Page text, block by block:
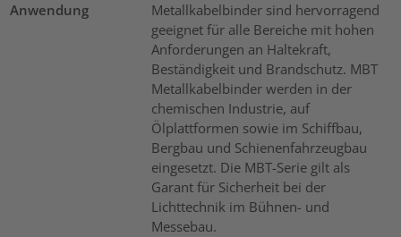
Anwendung
Metallkabelbinder sind hervorragend
geeignet für alle Bereiche mit hohen
Anforderungen an Haltekraft,
Beständigkeit und Brandschutz. MBT
Metallkabelbinder werden in der
chemischen Industrie, auf
Ölplattformen sowie im Schiffbau,
Bergbau und Schienenfahrzeugbau
eingesetzt. Die MBT-Serie gilt als
Garant für Sicherheit bei der
Lichttechnik im Bühnen- und
Messebau.